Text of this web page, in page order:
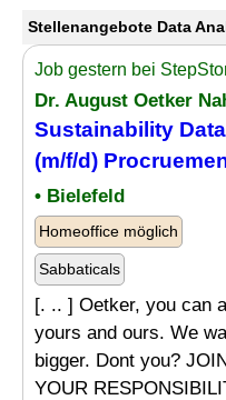
Stellenangebote Data
Job gestern bei
Dr. August Oetker
Sustainability
(m/f/d)
• Bielefeld
Homeoffice möglich
Sabbaticals
[. .. ] Oetker, you can
yours and ours. We
bigger. Dont you?
YOUR